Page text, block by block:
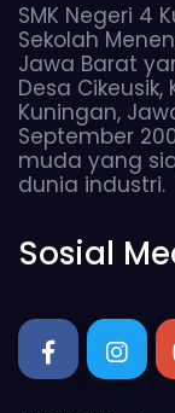
SMK Negeri 4
Sekolah
Jawa Barat
Desa
Kuningan,
September
muda yang
dunia industri.
Sosial